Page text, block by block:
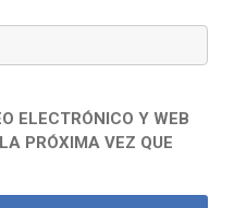
ELECTRÓNICO Y WEB
PRÓXIMA VEZ QUE